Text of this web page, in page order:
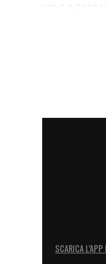
Combatte
SCARICA